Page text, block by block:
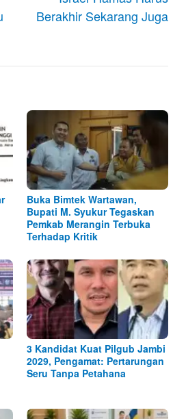
Berakhir Sekarang Juga
Buka Bimtek Wartawan,
Bupati M. Syukur Tegaskan
Pemkab Merangin Terbuka
Terhadap Kritik
3 Kandidat Kuat Pilgub Jambi
2029, Pengamat: Pertarungan
Seru Tanpa Petahana